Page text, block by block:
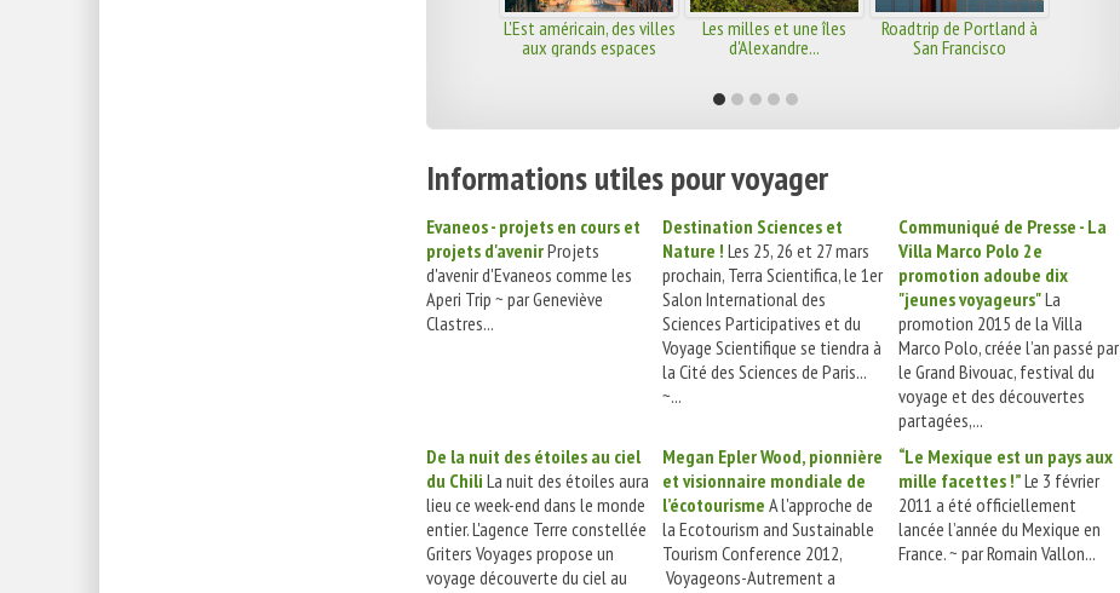
L'Est américain, des villes
aux grands espaces
Les milles et une îles
d'Alexandre...
Roadtrip de Portland à
San Francisco
Informations utiles pour voyager
Evaneos - projets en cours et
projets d'avenirProjets
d'avenir d'Evaneos comme les
Aperi Trip ~ par Geneviève
Clastres...
Destination Sciences et
Nature ! Les 25, 26 et 27 mars
prochain, Terra Scientifica, le 1er
Salon International des
Sciences Participatives et du
Voyage Scientifique se tiendra à
la Cité des Sciences de Paris...
~...
Communiqué de Presse - La
Villa Marco Polo 2e
promotion adoube dix
"jeunes voyageurs"La
promotion 2015 de la Villa
Marco Polo, créée l’an passé par
le Grand Bivouac, festival du
voyage et des découvertes
partagées,...
De la nuit des étoiles au ciel
du Chili La nuit des étoiles aura
lieu ce week-end dans le monde
entier. L'agence Terre constellée
Griters Voyages propose un
voyage découverte du ciel au
Megan Epler Wood, pionnière
et visionnaire mondiale de
l’écotourisme A l'approche de
la Ecotourism and Sustainable
Tourism Conference 2012,
Voyageons-Autrement a
“Le Mexique est un pays aux
mille facettes !”Le 3 février
2011 a été officiellement
lancée l’année du Mexique en
France. ~ par Romain Vallon...